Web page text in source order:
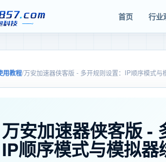
首页 行业
用教程/万安加速器侠客版 - 多开规则设置：IP顺序模式与
万安加速器侠客版 -
IP顺序模式与模拟器